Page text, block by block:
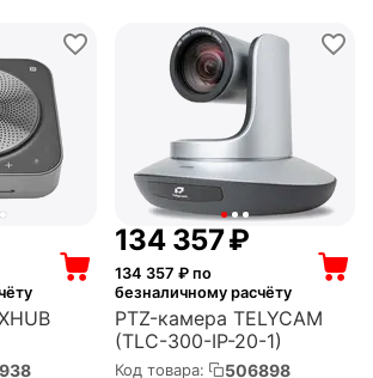
134 357₽
134 357 ₽ по
безналичному расчёту
PTZ-камера TELYCAM
(TLC-300-IP-20-1)
Код товара: 506898